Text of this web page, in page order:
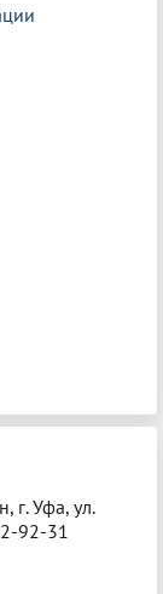
г. Уфа, ул.
92-31